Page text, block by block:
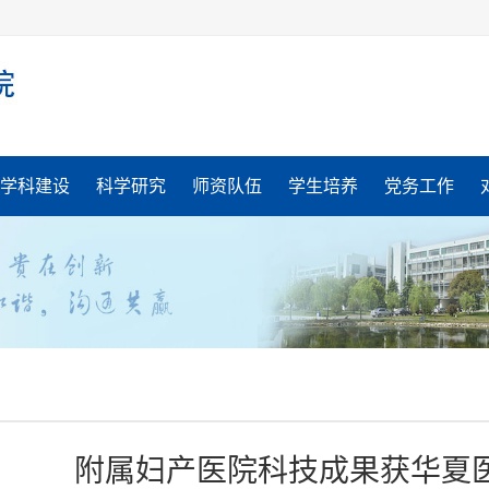
学科建设 科学研究 师资队伍 学生培养 党务工作
附属妇产医院科技成果获华夏